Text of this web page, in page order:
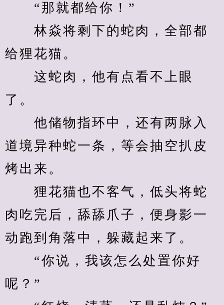
“那就都给你！”
林焱将剩下的蛇肉，全部都
给狸花猫。
这蛇肉，他有点看不上眼
了。
他储物指环中，还有两脉入
道境异种蛇一条，等会抽空扒皮
烤出来。
狸花猫也不客气，低头将蛇
肉吃完后，舔舔爪子，便身影一
动跑到角落中，躲藏起来了。
“你说，我该怎么处置你好
呢？”